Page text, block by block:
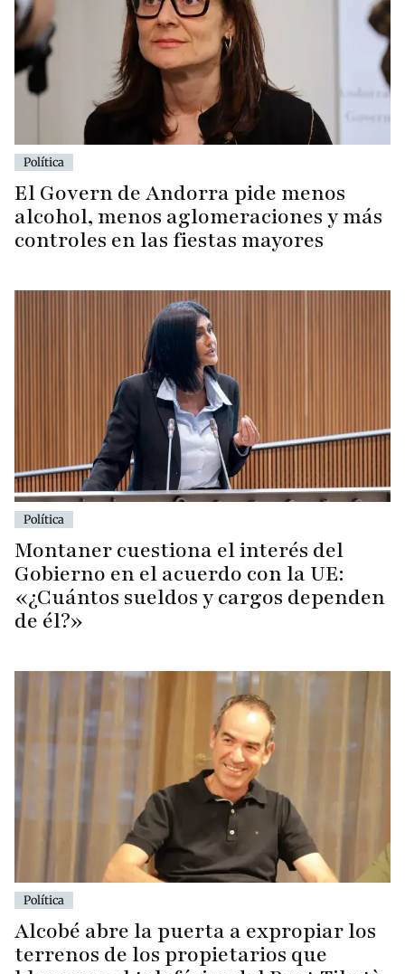
Política
El Govern de Andorra pide menos
alcohol, menos aglomeraciones y más
controles en las fiestas mayores
Política
Montaner cuestiona el interés del
Gobierno en el acuerdo con la UE:
«¿Cuántos sueldos y cargos dependen
de él?»
Política
Alcobé abre la puerta a expropiar los
terrenos de los propietarios que